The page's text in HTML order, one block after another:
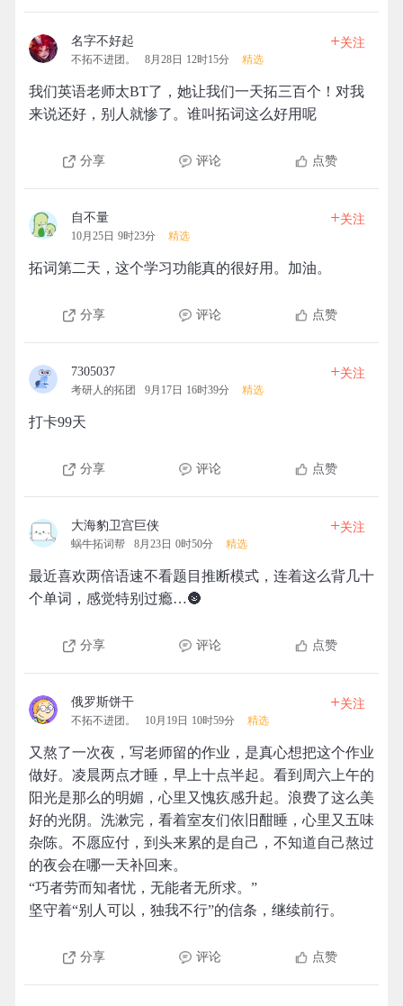
名字不好起
不拓不进团。 8月28日 12时15分 精选
+关注
我们英语老师太BT了，她让我们一天拓三百个！对我
来说还好，别人就惨了。谁叫拓词这么好用呢
分享 评论 点赞
自不量
10月25日 9时23分 精选
+关注
拓词第二天，这个学习功能真的很好用。加油。
分享 评论 点赞
7305037
考研人的拓团 9月17日 16时39分 精选
+关注
打卡99天
分享 评论 点赞
大海豹卫宫巨侠
蜗牛拓词帮 8月23日 0时50分 精选
+关注
最近喜欢两倍语速不看题目推断模式，连着这么背几十
个单词，感觉特别过瘾…🌚
分享 评论 点赞
俄罗斯饼干
不拓不进团。 10月19日 10时59分 精选
+关注
又熬了一次夜，写老师留的作业，是真心想把这个作业
做好。凌晨两点才睡，早上十点半起。看到周六上午的
阳光是那么的明媚，心里又愧疚感升起。浪费了这么美
好的光阴。洗漱完，看着室友们依旧酣睡，心里又五味
杂陈。不愿应付，到头来累的是自己，不知道自己熬过
的夜会在哪一天补回来。
“巧者劳而知者忧，无能者无所求。”
坚守着“别人可以，独我不行”的信条，继续前行。
分享 评论 点赞